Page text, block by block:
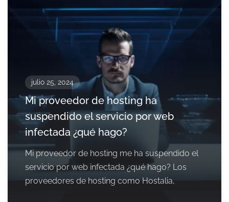
julio 25, 2024
Mi proveedor de hosting ha
suspendido el servicio por web
infectada ¿qué hago?
Mi proveedor de hosting me ha suspendido el
servicio por web infectada ¿qué hago? Los
proveedores de hosting como Hostalia,